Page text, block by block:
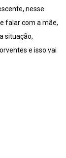
nesse
falar com a mãe,
situação,
e isso vai